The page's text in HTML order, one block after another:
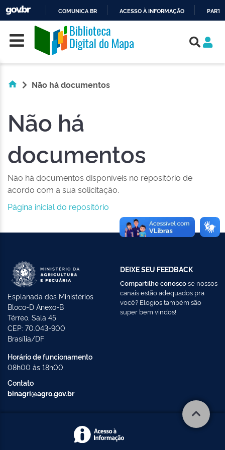
O
CONTEÚDO
COMUNICA BR ACESSO À INFORMAÇÃO
Skip navigation
Não há documentos
Não há
documentos
Não há documentos disponíveis no repositório de
acordo com a sua solicitação.
Página inicial do repositório
Esplanada dos Ministérios
Bloco-D Anexo-B
Térreo, Sala 45
CEP: 70.043-900
Brasília/DF
Horário de funcionamento
08h00 às 18h00
Contato
binagri@agro.gov.br
DEIXE SEU FEEDBACK
Compartilhe conoscose nossos
canais estão adequados pra
você? Elogios também são
super bem vindos!